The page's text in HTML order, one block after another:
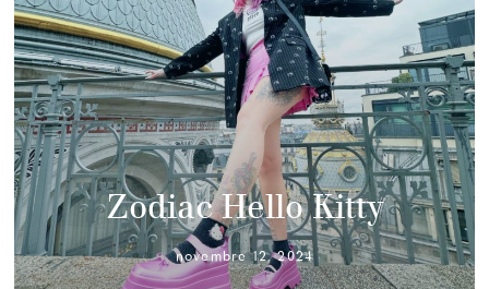
Zodiac Hello Kitty
novembre 12, 2024